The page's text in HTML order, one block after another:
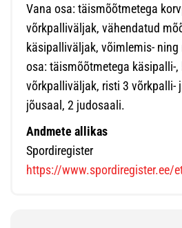
Vana osa: täismõõtmetega
võrkpalliväljak, vähendatud
käsipalliväljak, võimlemis-
osa: täismõõtmetega käsipalli-,
võrkpalliväljak, risti 3 võrkpalli-
jõusaal, 2 judosaali.
Andmete allikas
Spordiregister
https://www.spordiregister.ee/